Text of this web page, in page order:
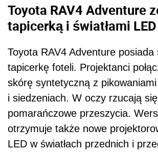
Toyota RAV4 Adventure
tapicerką i światłami LED
Toyota RAV4 Adventure posiada
tapicerkę foteli. Projektanci
skórę syntetyczną z
i siedzeniach. W oczy rzucają
pomarańczowe przeszycia.
otrzymuje także nowe
LED w światłach przednich i